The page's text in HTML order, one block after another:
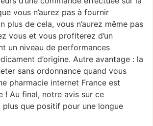
vous n’aurez pas à fournir
plus de cela, vous n’aurez même pas
vous et vous profiterez d’un
un niveau de performances
d’origine. Autre avantage : la
sans ordonnance quand vous
pharmacie internet France est
! Au final, notre avis sur ce
plus que positif pour une longue